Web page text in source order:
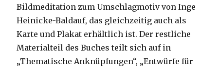
Bildmeditation zum Umschlagmotiv von Inge
Heinicke-Baldauf, das gleichzeitig auch als
Karte und Plakat erhältlich ist. Der restliche
Materialteil des Buches teilt sich auf in
„Thematische Anknüpfungen“, „Entwürfe für